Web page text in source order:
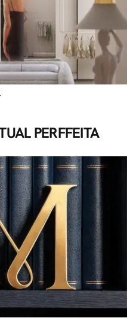
PERFFEITA